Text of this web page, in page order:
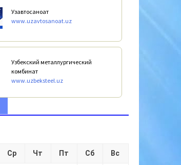
Узавтосаноат
www.uzavtosanoat.uz
Узбекский металлургический
комбинат
www.uzbeksteel.uz
Ср Чт Пт Сб Вс